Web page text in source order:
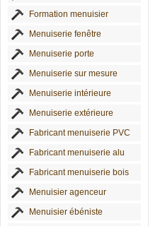
Formation menuisier
Menuiserie fenêtre
Menuiserie porte
Menuiserie sur mesure
Menuiserie intérieure
Menuiserie extérieure
Fabricant menuiserie PVC
Fabricant menuiserie alu
Fabricant menuiserie bois
Menuisier agenceur
Menuisier ébéniste